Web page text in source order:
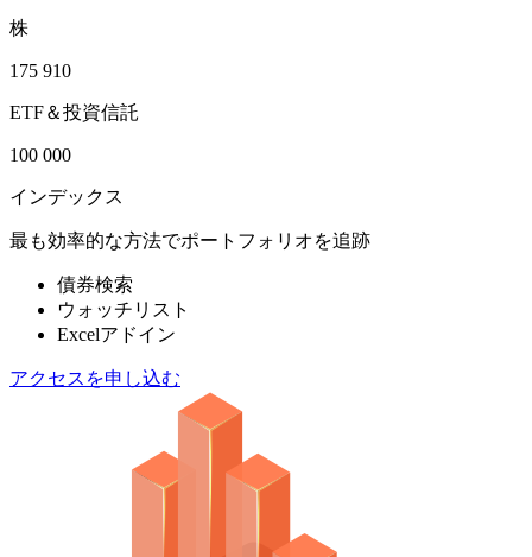
株
175 910
ETF＆投資信託
100 000
インデックス
最も効率的な方法でポートフォリオを追跡
債券検索
ウォッチリスト
Excelアドイン
アクセスを申し込む